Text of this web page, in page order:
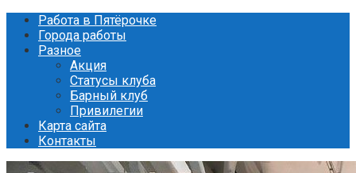
Перейти
контенту
Работа в Пятёрочке
Города работы
Разное
Акция
Статусы клуба
Барный клуб
Привилегии
Карта сайта
Контакты